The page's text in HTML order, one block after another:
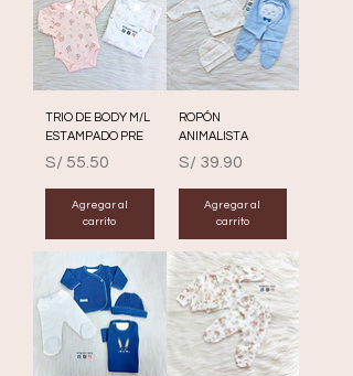
TRIO DE BODY M/L
ESTAMPADO PRE
Precio
S/ 55.50
Agregar al
carrito
ROPÓN
ANIMALISTA
Precio
S/ 39.90
Agregar al
carrito